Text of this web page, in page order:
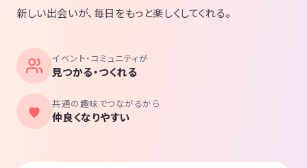
新しい出会いが、毎日をもっと楽しくしてくれる。
イベント・コミュニティが
見つかる・つくれる
共通の趣味でつながるから
仲良くなりやすい